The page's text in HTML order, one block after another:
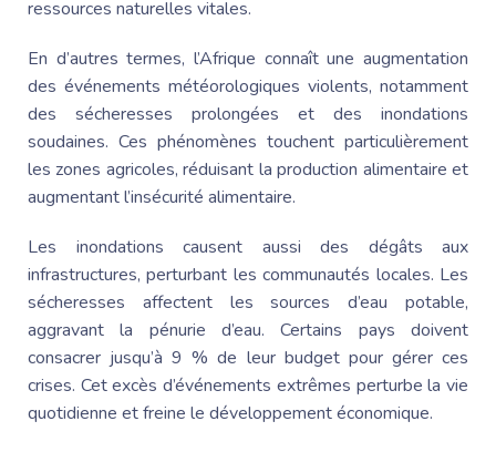
ressources naturelles vitales.
En d’autres termes, l’Afrique connaît une augmentation
des événements météorologiques violents, notamment
des sécheresses prolongées et des inondations
soudaines. Ces phénomènes touchent particulièrement
les zones agricoles, réduisant la production alimentaire et
augmentant l’insécurité alimentaire.
Les inondations causent aussi des dégâts aux
infrastructures, perturbant les communautés locales. Les
sécheresses affectent les sources d’eau potable,
aggravant la pénurie d’eau. Certains pays doivent
consacrer jusqu’à 9 % de leur budget pour gérer ces
crises. Cet excès d’événements extrêmes perturbe la vie
quotidienne et freine le développement économique.